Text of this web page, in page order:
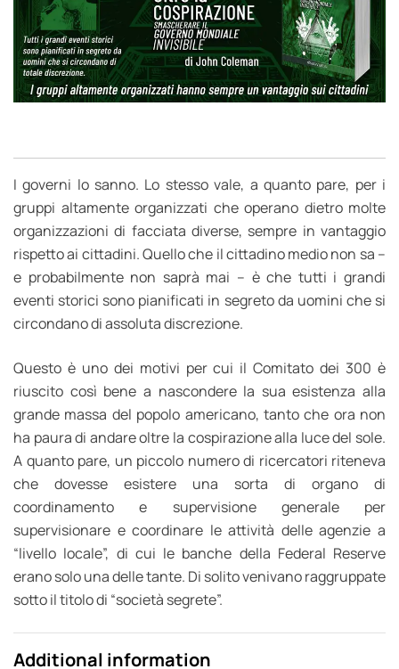
I governi lo sanno. Lo stesso vale, a quanto pare, per i
gruppi altamente organizzati che operano dietro molte
organizzazioni di facciata diverse, sempre in vantaggio
rispetto ai cittadini. Quello che il cittadino medio non sa –
e probabilmente non saprà mai – è che tutti i grandi
eventi storici sono pianificati in segreto da uomini che si
circondano di assoluta discrezione.
Questo è uno dei motivi per cui il Comitato dei 300 è
riuscito così bene a nascondere la sua esistenza alla
grande massa del popolo americano, tanto che ora non
ha paura di andare oltre la cospirazione alla luce del sole.
A quanto pare, un piccolo numero di ricercatori riteneva
che dovesse esistere una sorta di organo di
coordinamento e supervisione generale per
supervisionare e coordinare le attività delle agenzie a
“livello locale”, di cui le banche della Federal Reserve
erano solo una delle tante. Di solito venivano raggruppate
sotto il titolo di “società segrete”.
Additional information